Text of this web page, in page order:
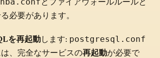
とファイアウォールルールと
必要があります。
を再起動します: postgresql.conf
、完全なサービスの再起動が必要で